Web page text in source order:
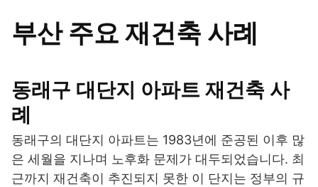
부산 주요 재건축 사례
동래구 대단지 아파트 재건축 사
례
동래구의 대단지 아파트는 1983년에 준공된 이후 많
은 세월을 지나며 노후화 문제가 대두되었습니다. 최
근까지 재건축이 추진되지 못한 이 단지는 정부의 규